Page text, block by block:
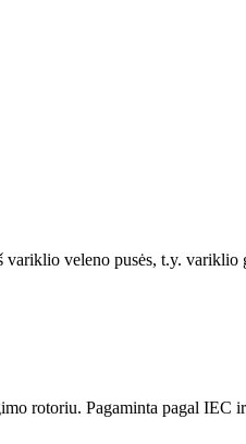
veleno pusės, t.y. variklio
rotoriu. Pagaminta pagal IEC